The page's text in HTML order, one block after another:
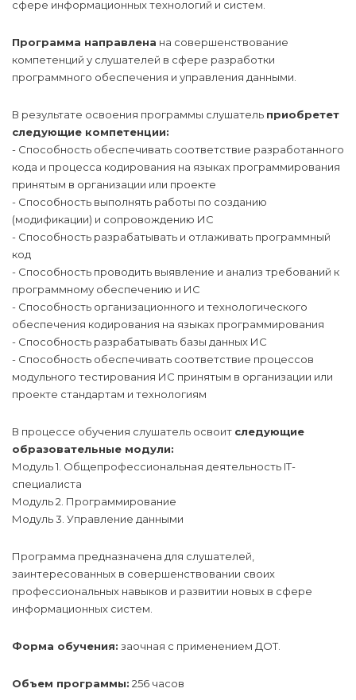
сфере информационных технологий и систем.
Программа направлена на совершенствование
компетенций у слушателей в сфере разработки
программного обеспечения и управления данными.
В результате освоения программы слушатель приобретет
следующие компетенции:
- Способность обеспечивать соответствие разработанного
кода и процесса кодирования на языках программирования
принятым в организации или проекте
- Способность выполнять работы по созданию
(модификации) и сопровождению ИС
- Способность разрабатывать и отлаживать программный
код
- Способность проводить выявление и анализ требований к
программному обеспечению и ИС
- Способность организационного и технологического
обеспечения кодирования на языках программирования
- Способность разрабатывать базы данных ИС
- Способность обеспечивать соответствие процессов
модульного тестирования ИС принятым в организации или
проекте стандартам и технологиям
В процессе обучения слушатель освоит следующие
образовательные модули:
Модуль 1. Общепрофессиональная деятельность IT-
специалиста
Модуль 2. Программирование
Модуль 3. Управление данными
Программа предназначена для слушателей,
заинтересованных в совершенствовании своих
профессиональных навыков и развитии новых в сфере
информационных систем.
Форма обучения: заочная с применением ДОТ.
Объем программы: 256 часов